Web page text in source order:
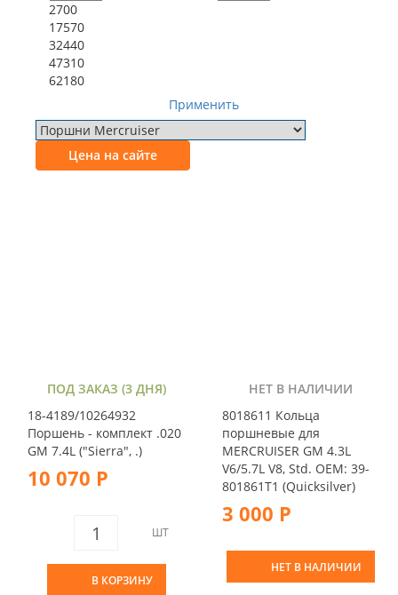
2700
17570
32440
47310
62180
Применить
Цена на сайте
ПОД ЗАКАЗ (3 ДНЯ)
18-4189/10264932
Поршень - комплект .020
GM 7.4L ("Sierra", .)
10 070 Р
ШТ
В КОРЗИНУ
НЕТ В НАЛИЧИИ
8018611 Кольца
поршневые для
MERCRUISER GM 4.3L
V6/5.7L V8, Std. OEM: 39-
801861T1 (Quicksilver)
3 000 Р
НЕТ В НАЛИЧИИ